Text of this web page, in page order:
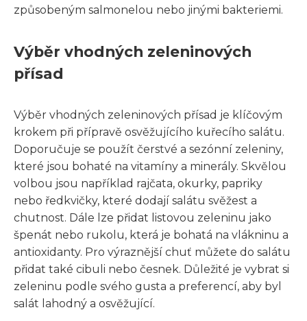
způsobeným salmonelou nebo jinými bakteriemi.
Výběr vhodných zeleninových
přísad
Výběr vhodných zeleninových přísad je klíčovým
krokem při přípravě osvěžujícího kuřecího salátu.
Doporučuje se použít čerstvé a sezónní zeleniny,
které jsou bohaté na vitamíny a minerály. Skvělou
volbou jsou například rajčata, okurky, papriky
nebo ředkvičky, které dodají salátu svěžest a
chutnost. Dále lze přidat listovou zeleninu jako
špenát nebo rukolu, která je bohatá na vlákninu a
antioxidanty. Pro výraznější chuť můžete do salátu
přidat také cibuli nebo česnek. Důležité je vybrat si
zeleninu podle svého gusta a preferencí, aby byl
salát lahodný a osvěžující.